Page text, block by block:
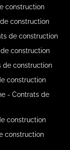
construction
construction
de construction
construction
de construction
construction
- Contrats de
construction
construction